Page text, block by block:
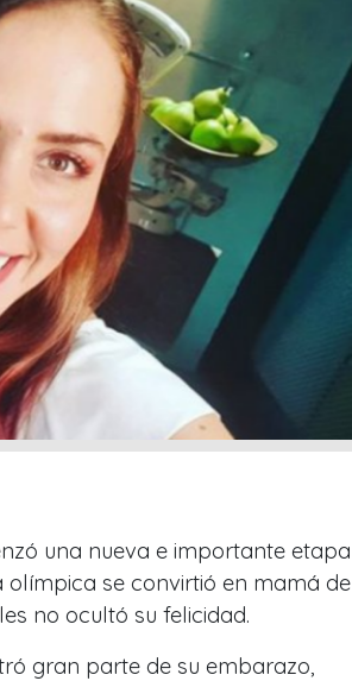
una nueva e importante etapa
olímpica se convirtió en mamá de
no ocultó su felicidad.
gran parte de su embarazo,